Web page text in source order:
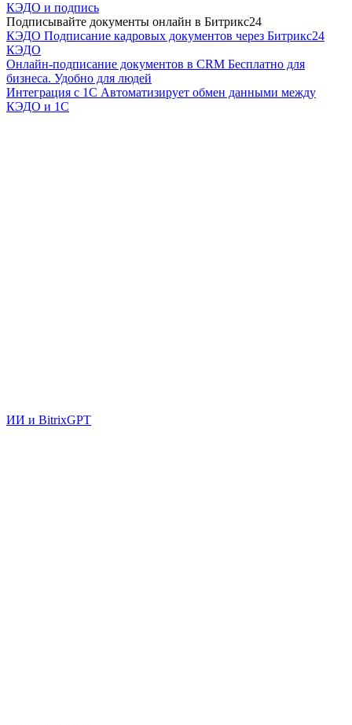
КЭДО и подпись
Подписывайте документы онлайн в Битрикс24
КЭДО Подписание кадровых документов через Битрикс24
КЭДО
Онлайн-подписание документов в CRM Бесплатно для
бизнеса. Удобно для людей
Интеграция с 1С Автоматизирует обмен данными между
КЭДО и 1С
ИИ и BitrixGPT